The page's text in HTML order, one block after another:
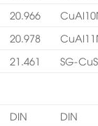
20.966
20.978
21.461 SG-
DIN
DIN